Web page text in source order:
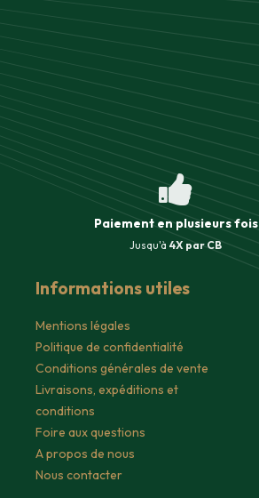
Paiement en plusieurs fois
Jusqu'à 4X par CB
Informations utiles
Mentions légales
Politique de confidentialité
Conditions générales de vente
Livraisons, expéditions et
conditions
Foire aux questions
A propos de nous
Nous contacter